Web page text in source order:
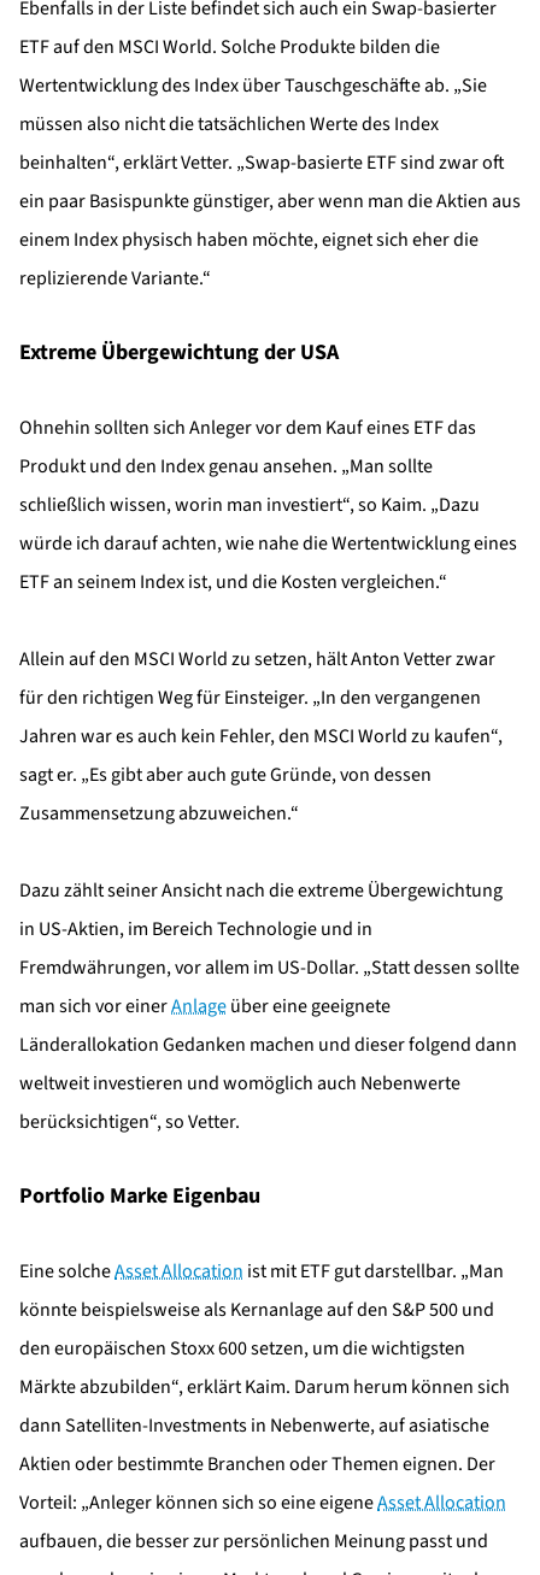
Ebenfalls in der Liste befindet sich auch ein Swap-basierter
ETF auf den MSCI World. Solche Produkte bilden die
Wertentwicklung des Index über Tauschgeschäfte ab. „Sie
müssen also nicht die tatsächlichen Werte des Index
beinhalten“, erklärt Vetter. „Swap-basierte ETF sind zwar oft
ein paar Basispunkte günstiger, aber wenn man die Aktien aus
einem Index physisch haben möchte, eignet sich eher die
replizierende Variante.“
Extreme Übergewichtung der USA
Ohnehin sollten sich Anleger vor dem Kauf eines ETF das
Produkt und den Index genau ansehen. „Man sollte
schließlich wissen, worin man investiert“, so Kaim. „Dazu
würde ich darauf achten, wie nahe die Wertentwicklung eines
ETF an seinem Index ist, und die Kosten vergleichen.“
Allein auf den MSCI World zu setzen, hält Anton Vetter zwar
für den richtigen Weg für Einsteiger. „In den vergangenen
Jahren war es auch kein Fehler, den MSCI World zu kaufen“,
sagt er. „Es gibt aber auch gute Gründe, von dessen
Zusammensetzung abzuweichen.“
Dazu zählt seiner Ansicht nach die extreme Übergewichtung
in US-Aktien, im Bereich Technologie und in
Fremdwährungen, vor allem im US-Dollar. „Statt dessen sollte
man sich vor einerAnlageüber eine geeignete
Länderallokation Gedanken machen und dieser folgend dann
weltweit investieren und womöglich auch Nebenwerte
berücksichtigen“, so Vetter.
Portfolio Marke Eigenbau
Eine solcheAsset Allocation ist mit ETF gut darstellbar. „Man
könnte beispielsweise als Kernanlage auf den S&P 500 und
den europäischen Stoxx 600 setzen, um die wichtigsten
Märkte abzubilden“, erklärt Kaim. Darum herum können sich
dann Satelliten-Investments in Nebenwerte, auf asiatische
Aktien oder bestimmte Branchen oder Themen eignen. Der
Vorteil: „Anleger können sich so eine eigeneAsset Allocation
aufbauen, die besser zur persönlichen Meinung passt und